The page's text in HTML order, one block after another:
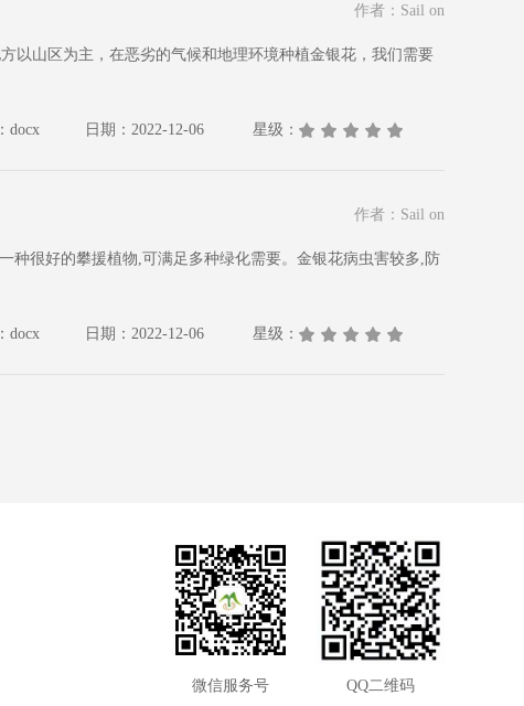
作者：Sail on
以山区为主，在恶劣的气候和地理环境种植金银花，我们需要
docx 日期：2022-12-06 星级：
作者：Sail on
种很好的攀援植物,可满足多种绿化需要。金银花病虫害较多,防
docx 日期：2022-12-06 星级：
微信服务号 QQ二维码